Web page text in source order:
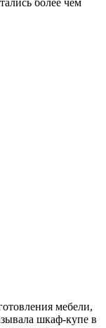
мебели,
шкаф-купе в